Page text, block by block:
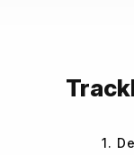
1.